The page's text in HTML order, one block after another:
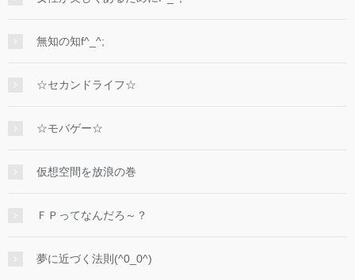
無知の知f^_^;
☆セカンドライフ☆
☆モバゲー☆
仮想空間を放浪の巻
ＦＰってなんだろ～？
夢に近づく法則(^0_0^)